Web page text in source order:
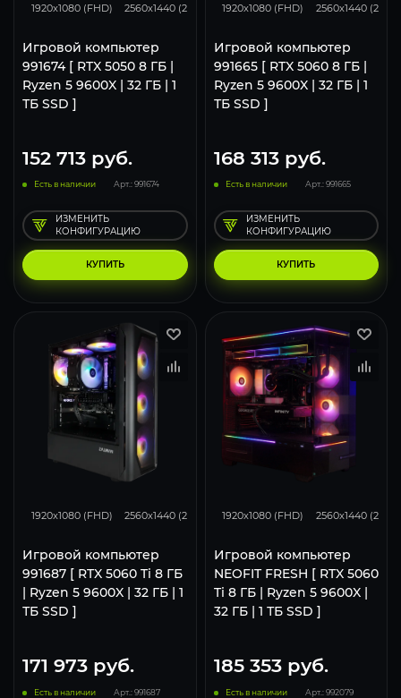
1920x1080 (FHD) 2560x1440 (2K) 3840x2160 (4K)
Игровой компьютер
991674 [ RTX 5050 8 ГБ |
Ryzen 5 9600X | 32 ГБ | 1
ТБ SSD ]
152 713 руб.
Есть в наличии Арт.: 991674
КУПИТЬ
ИЗМЕНИТЬ
КОНФИГУРАЦИЮ
1920x1080 (FHD) 2560x1440 (2K)
Игровой компьютер
991665 [ RTX 5060 8 ГБ |
Ryzen 5 9600X | 32 ГБ | 1
ТБ SSD ]
168 313руб.
Есть в наличии Арт.: 991665
КУПИТЬ
ИЗМЕНИТЬ
КОНФИГУРАЦИЮ
1920x1080 (FHD) 2560x1440 (2K) 3840x2160 (4K)
Игровой компьютер
991687 [ RTX 5060 Ti 8 ГБ
| Ryzen 5 9600X | 32 ГБ | 1
ТБ SSD ]
171 973 руб.
Есть в наличии Арт.: 991687
1920x1080 (FHD) 2560x1440 (2K)
Игровой компьютер
NEOFIT FRESH [ RTX 5060
Ti 8 ГБ | Ryzen 5 9600X |
32 ГБ | 1 ТБ SSD ]
185 353руб.
Есть в наличии Арт.: 992079